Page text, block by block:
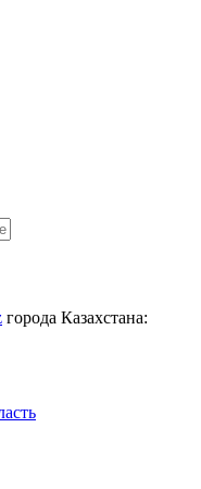
города Казахстана: